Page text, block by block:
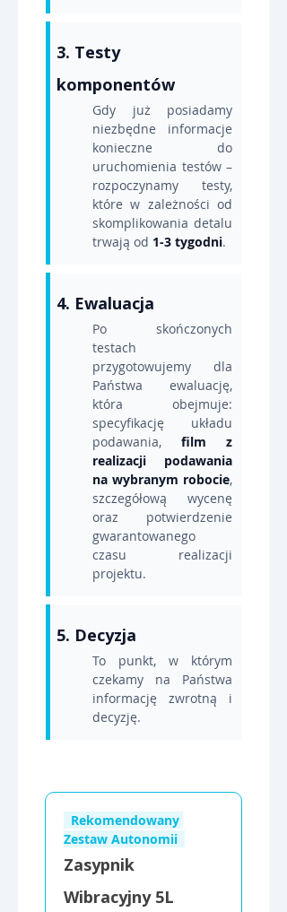
3. Testy
komponentów
Gdy już posiadamy
niezbędne informacje
konieczne do
uruchomienia testów –
rozpoczynamy testy,
które w zależności od
skomplikowania detalu
trwają od 1-3 tygodni.
4. Ewaluacja
Po skończonych
testach
przygotowujemy dla
Państwa ewaluację,
która obejmuje:
specyfikację układu
podawania, film z
realizacji podawania
na wybranym robocie,
szczegółową wycenę
oraz potwierdzenie
gwarantowanego
czasu realizacji
projektu.
5. Decyzja
To punkt, w którym
czekamy na Państwa
informację zwrotną i
decyzję.
Zestaw Autonomii
Zasypnik
Wibracyjny 5L